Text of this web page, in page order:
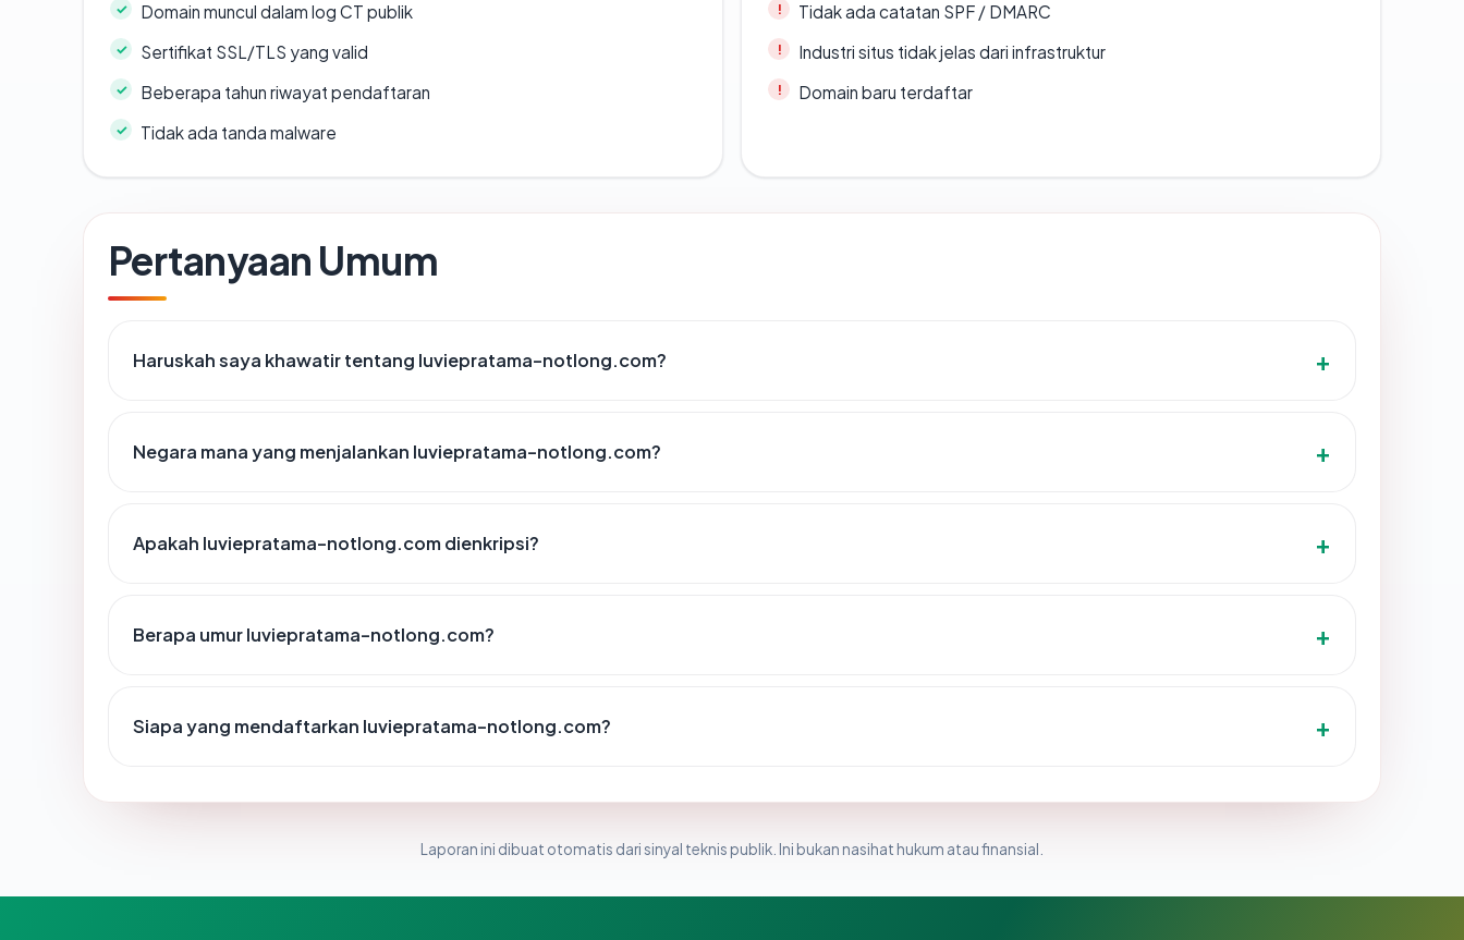
Domain muncul dalam log CT publik
Sertifikat SSL/TLS yang valid
Beberapa tahun riwayat pendaftaran
Tidak ada tanda malware
Tidak ada catatan SPF / DMARC
Industri situs tidak jelas dari infrastruktur
Domain baru terdaftar
Pertanyaan Umum
Haruskah saya khawatir tentang luviepratama-notlong.com?
Negara mana yang menjalankan luviepratama-notlong.com?
Apakah luviepratama-notlong.com dienkripsi?
Berapa umur luviepratama-notlong.com?
Siapa yang mendaftarkan luviepratama-notlong.com?
Laporan ini dibuat otomatis dari sinyal teknis publik. Ini bukan nasihat hukum atau finansial.